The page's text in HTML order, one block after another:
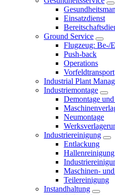
Einsatzdienst
Ground Service
Flugzeug: Be-/
Push-back
Operations
Vorfeldtransport
Industrial Plant
Industriemontage
Demontage
Neumontage
Industriereinigung
Entlackung
Hallenreinigung
Maschinen-
Teilereinigung
Instandhaltung